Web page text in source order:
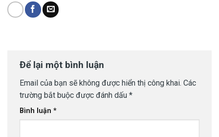
Để lại một bình luận
Email của bạn sẽ không được hiển thị công khai. Các
trường bắt buộc được đánh dấu *
Bình luận *